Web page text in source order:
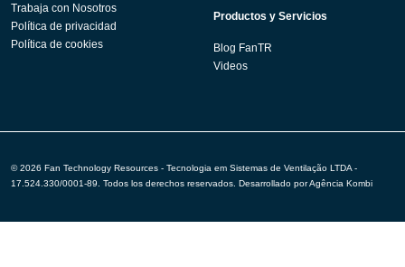
Trabaja con Nosotros
Política de privacidad
Política de cookies
Productos y Servicios
Blog FanTR
Videos
© 2026 Fan Technology Resources - Tecnologia em Sistemas de Ventilação LTDA -
17.524.330/0001-89. Todos los derechos reservados. Desarrollado porAgência Kombi